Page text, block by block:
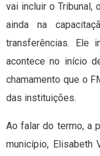
vai incluir o Tribunal,
ainda na
transferências. Ele
acontece no início
chamamento que o
das instituições.
Ao falar do termo, a
município, Elisabeth